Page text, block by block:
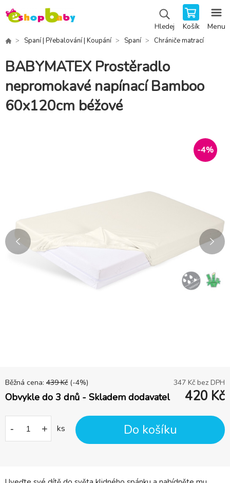
Hledej Košík Menu
Spaní | Přebalování | Koupání Spaní Chrániče matrací
BABYMATEX Prostěradlo
nepromokavé napínací Bamboo
60x120cm béžové
-4%
Běžná cena: 439 Kč (-4%) 347 Kč bez DPH
Obvykle do 3 dnů - Skladem dodavatel 420 Kč
- + ks Do košíku